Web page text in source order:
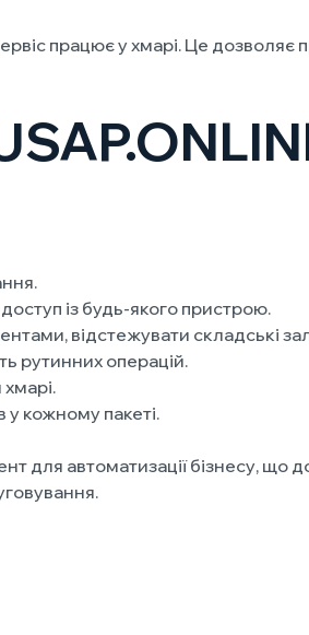
працює у хмарі. Це дозволяє
із будь-якого пристрою.
відстежувати складські
рутинних операцій.
у кожному пакеті.
для автоматизації бізнесу, що